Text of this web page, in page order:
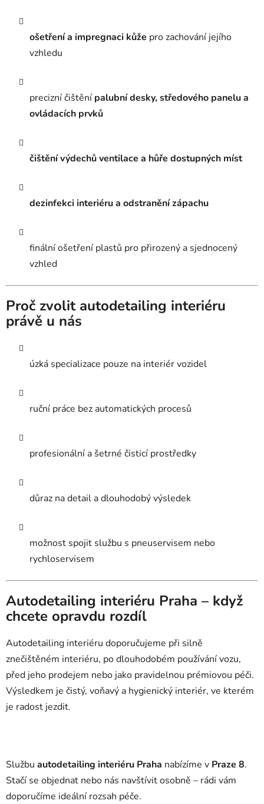
ošetření a impregnaci kůže pro zachování jejího
vzhledu
precizní čištění palubní desky, středového panelu a
ovládacích prvků
čištění výdechů ventilace a hůře dostupných míst
dezinfekci interiéru a odstranění zápachu
finální ošetření plastů pro přirozený a sjednocený
vzhled
Proč zvolit autodetailing interiéru
právě u nás
úzká specializace pouze na interiér vozidel
ruční práce bez automatických procesů
profesionální a šetrné čisticí prostředky
důraz na detail a dlouhodobý výsledek
možnost spojit službu s pneuservisem nebo
rychloservisem
Autodetailing interiéru Praha – když
chcete opravdu rozdíl
Autodetailing interiéru doporučujeme při silně
znečištěném interiéru, po dlouhodobém používání vozu,
před jeho prodejem nebo jako pravidelnou prémiovou péči.
Výsledkem je čistý, voňavý a hygienický interiér, ve kterém
je radost jezdit.
Službu autodetailing interiéru Praha nabízíme v Praze 8.
Stačí se objednat nebo nás navštívit osobně – rádi vám
doporučíme ideální rozsah péče.